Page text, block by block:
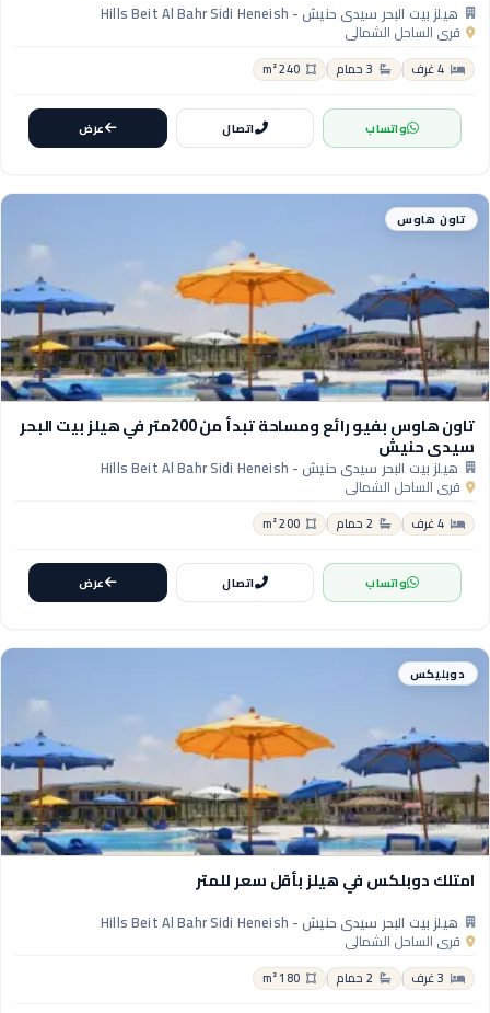
هيلز بيت البحر سيدي حنيش - Hills Beit Al Bahr Sidi Heneish
قرى الساحل الشمالي
4 غرف 3 حمام 240 m²
واتساب اتصال عرض
تاون هاوس
تاون هاوس بفيو رائع ومساحة تبدأ من 200متر في هيلز بيت البحر
سيدي حنيش
هيلز بيت البحر سيدي حنيش - Hills Beit Al Bahr Sidi Heneish
قرى الساحل الشمالي
4 غرف 2 حمام 200 m²
واتساب اتصال عرض
دوبليكس
امتلك دوبلكس في هيلز بأقل سعر للمتر
هيلز بيت البحر سيدي حنيش - Hills Beit Al Bahr Sidi Heneish
قرى الساحل الشمالي
3 غرف 2 حمام 180 m²